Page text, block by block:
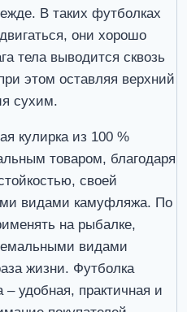
В таких футболках
они хорошо
тела выводится сквозь
этом оставляя верхний
сухим.
кулирка из 100 %
товаром, благодаря
своей
видами камуфляжа. По
на рыбалке,
видами
жизни. Футболка
удобная, практичная и